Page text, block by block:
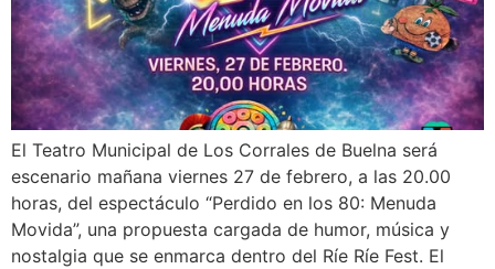
El Teatro Municipal de Los Corrales de Buelna será
escenario mañana viernes 27 de febrero, a las 20.00
horas, del espectáculo “Perdido en los 80: Menuda
Movida”, una propuesta cargada de humor, música y
nostalgia que se enmarca dentro del Ríe Ríe Fest. El